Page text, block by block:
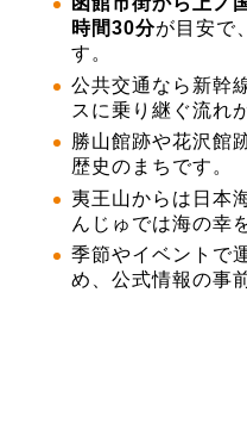
時間30分が目安で
す。
公共交通なら新幹
スに乗り継ぐ流れ
勝山館跡や花沢館
歴史のまちです。
夷王山からは日本
んじゅでは海の幸
季節やイベントで
め、公式情報の事